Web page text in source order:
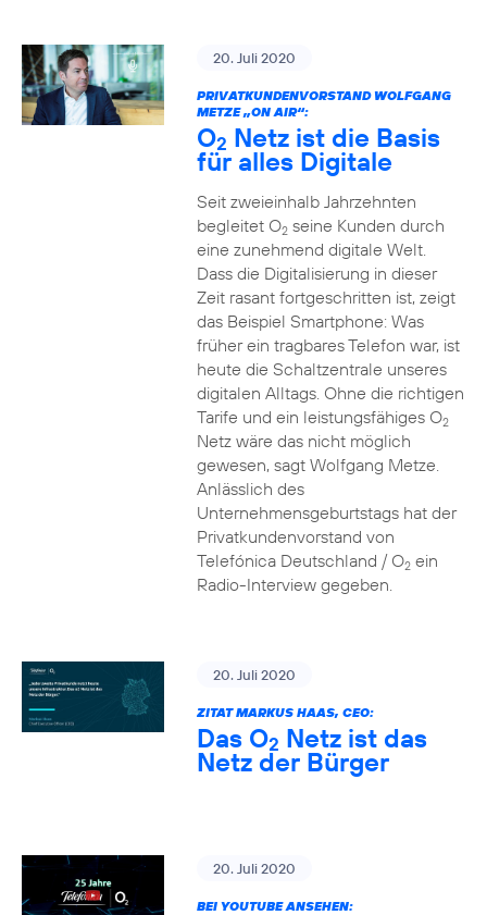
20. Juli 2020
PRIVATKUNDENVORSTAND WOLFGANG
METZE „ON AIR“:
O2 Netz ist die Basis
für alles Digitale
Seit zweieinhalb Jahrzehnten
begleitet O2seine Kunden durch
eine zunehmend digitale Welt.
Dass die Digitalisierung in dieser
Zeit rasant fortgeschritten ist, zeigt
das Beispiel Smartphone: Was
früher ein tragbares Telefon war, ist
heute die Schaltzentrale unseres
digitalen Alltags. Ohne die richtigen
Tarife und ein leistungsfähiges O2
Netz wäre das nicht möglich
gewesen, sagt Wolfgang Metze.
Anlässlich des
Unternehmensgeburtstags hat der
Privatkundenvorstand von
Telefónica Deutschland / O2ein
Radio-Interview gegeben.
20. Juli 2020
ZITAT MARKUS HAAS, CEO:
Das O2 Netz ist das
Netz der Bürger
20. Juli 2020
BEI YOUTUBE ANSEHEN: